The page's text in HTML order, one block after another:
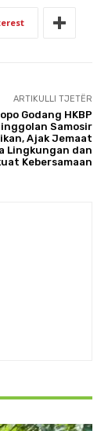
ARTIKULLI TJETËR
Godang HKBP
Samosir
Ajak Jemaat
Lingkungan dan
Kebersamaan